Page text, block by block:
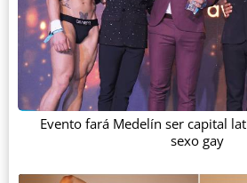
Evento fará Medelín ser capital
sexo gay